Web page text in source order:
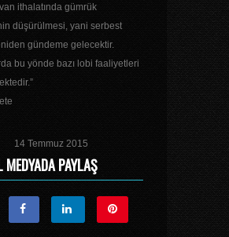
ithalatında gümrük
düşürülmesi, yani serbest
gündeme gelecektir.
bu yönde bazı lobi faaliyetleri
14 Temmuz 2015
MEDYADA PAYLAŞ